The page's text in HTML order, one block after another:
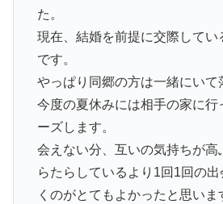
た。
現在、結婚を前提に交際してい
です。
やっぱり同郷の方は一緒にいて
今度の夏休みには相手の家に行
ーズします。
会えない分、互いの気持ちが高
らたらしているより1回1回の
くのがとてもよかったと思いま